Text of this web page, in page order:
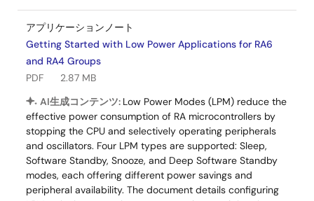
アプリケーションノート
Getting Started with Low Power Applications for RA6
and RA4 Groups
PDF
2.87 MB
AI生成コンテンツ: Low Power Modes (LPM) reduce the
effective power consumption of RA microcontrollers by
stopping the CPU and selectively operating peripherals
and oscillators. Four LPM types are supported: Sleep,
Software Standby, Snooze, and Deep Software Standby
modes, each offering different power savings and
peripheral availability. The document details configuring